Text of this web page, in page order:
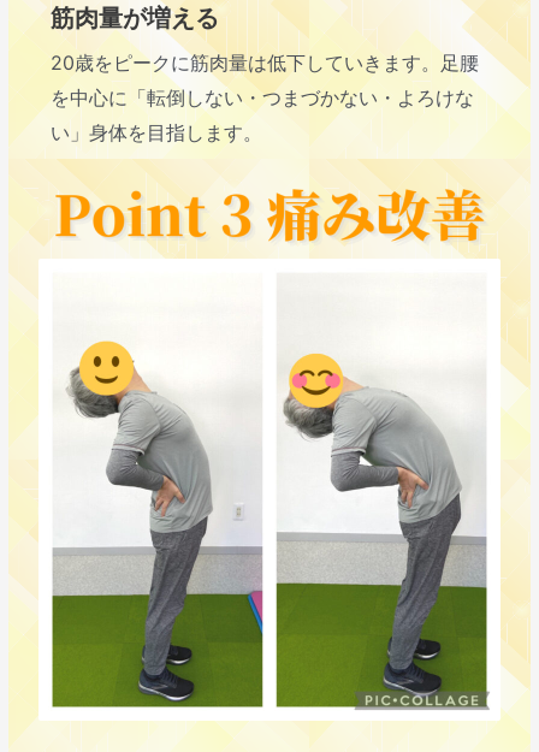
筋肉量が増える
20歳をピークに筋肉量は低下していきます。足腰
を中心に「転倒しない・つまづかない・よろけな
い」身体を目指します。